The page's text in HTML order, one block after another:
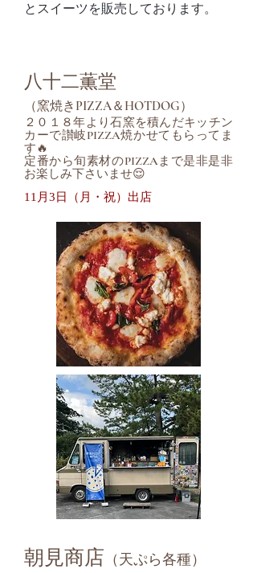
とスイーツを販売しております。
八十二薫堂
（窯焼きPIZZA＆HOTDOG）
２０１８年より石窯を積んだキッチン
カーで讃岐PIZZA焼かせてもらってま
す🔥
定番から旬素材のPIZZAまで是非是非
お楽しみ下さいませ😌
11月3日（月・祝） 出店
朝見商店 （天ぷら各種）